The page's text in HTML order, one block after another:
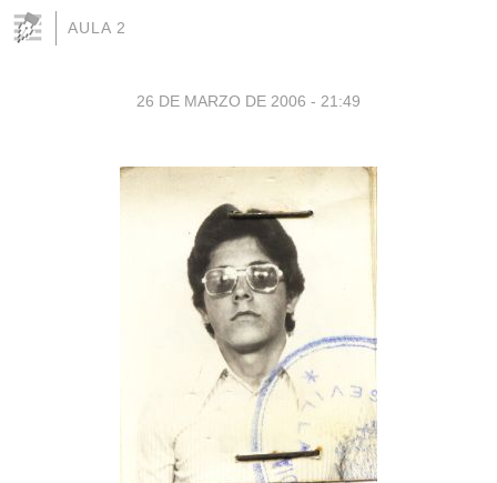
AULA 2
26 DE MARZO DE 2006 - 21:49